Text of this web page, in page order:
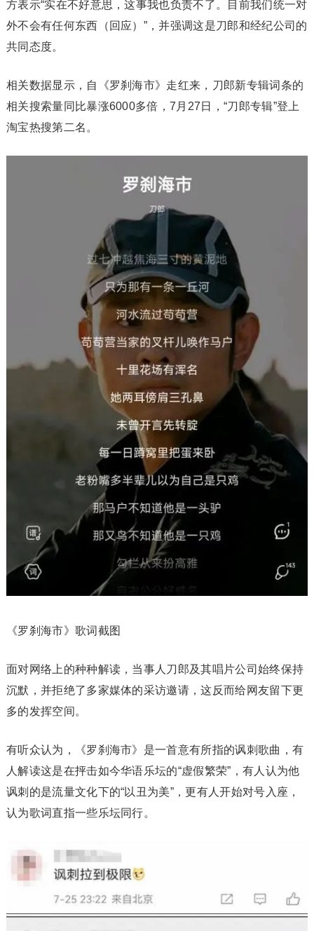
方表示“实在不好意思，这事我也负责不了。目前我们统一对
外不会有任何东西（回应）”，并强调这是刀郎和经纪公司的
共同态度。
相关数据显示，自《罗刹海市》走红来，刀郎新专辑词条的
相关搜索量同比暴涨6000多倍，7月27日，“刀郎专辑”登上
淘宝热搜第二名。
《罗刹海市》歌词截图
面对网络上的种种解读，当事人刀郎及其唱片公司始终保持
沉默，并拒绝了多家媒体的采访邀请，这反而给网友留下更
多的发挥空间。
有听众认为，《罗刹海市》是一首意有所指的讽刺歌曲，有
人解读这是在抨击如今华语乐坛的“虚假繁荣”，有人认为他
讽刺的是流量文化下的“以丑为美”，更有人开始对号入座，
认为歌词直指一些乐坛同行。